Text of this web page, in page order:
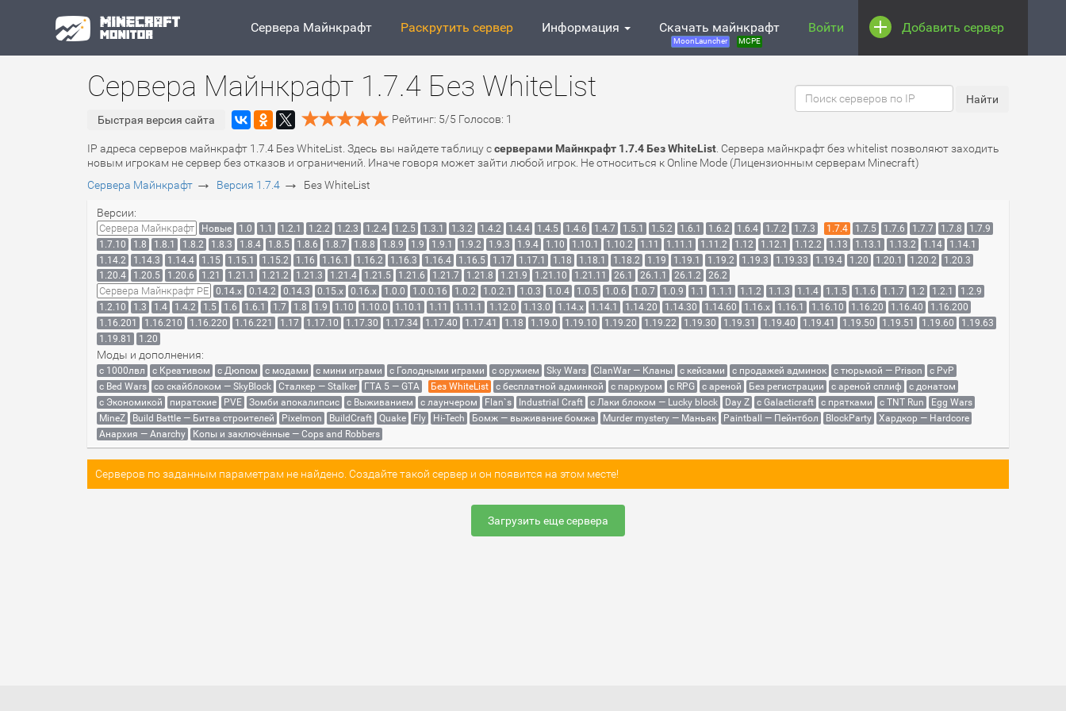
Сервера Майнкрафт Раскрутить сервер Информация Скачать майнкрафт
MoonLauncher MCPE
Войти Добавить сервер
Сервера Майнкрафт 1.7.4 Без WhiteList
Быстрая версия сайта Рейтинг: 5/5 Голосов: 1
IP адреса серверов майнкрафт 1.7.4 Без WhiteList. Здесь вы найдете таблицу ссерверами Майнкрафт 1.7.4 Без WhiteList . Сервера майнкрафт без whitelist позволяют заходить
новым игрокам не сервер без отказов и ограничений. Иначе говоря может зайти любой игрок. Не относиться к Online Mode (Лицензионным серверам Minecraft)
Сервера Майнкрафт → Версия 1.7.4 → Без WhiteList
Версии:
Сервера Майнкрафт Новые 1.0 1.1 1.2.1 1.2.2 1.2.3 1.2.4 1.2.5 1.3.1 1.3.2 1.4.2 1.4.4 1.4.5 1.4.6 1.4.7 1.5.1 1.5.2 1.6.1 1.6.2 1.6.4 1.7.2 1.7.3 1.7.4 1.7.5 1.7.6 1.7.7 1.7.8
1.7.9
1.7.10
1.8 1.8.1 1.8.2 1.8.3 1.8.4 1.8.5 1.8.6 1.8.7 1.8.8 1.8.9 1.9 1.9.1 1.9.2 1.9.3 1.9.4 1.10 1.10.1 1.10.2 1.11 1.11.1 1.11.2 1.12 1.12.1 1.12.2 1.13 1.13.1 1.13.2 1.14
1.14.1
1.14.2
1.14.3 1.14.4 1.15 1.15.1 1.15.2 1.16 1.16.1 1.16.2 1.16.3 1.16.4 1.16.5 1.17 1.17.1 1.18 1.18.1 1.18.2 1.19 1.19.1 1.19.2 1.19.3 1.19.33 1.19.4 1.20 1.20.1 1.20.2
1.20.3
1.20.4
1.20.5 1.20.6 1.21 1.21.1 1.21.2 1.21.3 1.21.4 1.21.5 1.21.6 1.21.7 1.21.8 1.21.9 1.21.10 1.21.11 26.1 26.1.1 26.1.2 26.2
Сервера Майнкрафт PE 0.14.x 0.14.2 0.14.3 0.15.x 0.16.x 1.0.0 1.0.0.16 1.0.2 1.0.2.1 1.0.3 1.0.4 1.0.5 1.0.6 1.0.7 1.0.9 1.1 1.1.1 1.1.2 1.1.3 1.1.4 1.1.5 1.1.6 1.1.7 1.2 1.2.1
1.2.9
1.2.10
1.3 1.4 1.4.2 1.5 1.6 1.6.1 1.7 1.8 1.9 1.10 1.10.0 1.10.1 1.11 1.11.1 1.12.0 1.13.0 1.14.x 1.14.1 1.14.20 1.14.30 1.14.60 1.16.x 1.16.1 1.16.10 1.16.20 1.16.40
1.16.200
1.16.201
1.16.210 1.16.220 1.16.221 1.17 1.17.10 1.17.30 1.17.34 1.17.40 1.17.41 1.18 1.19.0 1.19.10 1.19.20 1.19.22 1.19.30 1.19.31 1.19.40 1.19.41 1.19.50 1.19.51 1.19.60
1.19.63
1.19.81
1.20
Моды и дополнения:
с 1000лвл c Креативом с Дюпом с модами с мини играми с Голодными играми с оружием Sky Wars ClanWar — Кланы с кейсами с продажей админок с тюрьмой — Prison
с PvP
с Bed Wars
со скайблоком — SkyBlock Сталкер — Stalker ГТА 5 — GTA Без WhiteList с бесплатной админкой с паркуром с RPG с ареной Без регистрации с ареной сплиф
с донатом
с Экономикой
пиратские PVE Зомби апокалипсис с Выживанием с лаунчером Flan`s Industrial Craft с Лаки блоком — Lucky block Day Z с Galacticraft с прятками с TNT Run
Egg Wars
MineZ
Build Battle — Битва строителей Pixelmon BuildCraft Quake Fly Hi-Tech Бомж — выживание бомжа Murder mystery — Маньяк Paintball — Пейнтбол BlockParty
Хардкор — Hardcore
Анархия — Anarchy
Копы и заключённые — Cops and Robbers
Серверов по заданным параметрам не найдено. Создайте такой сервер и он появится на этом месте!
Загрузить еще сервера